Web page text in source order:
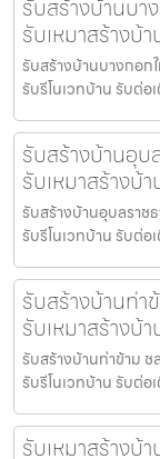
รับสร้างบ้านบ
รับเหมาสร้างบ้
รับสร้างบ้านบางกอก
รับรีโนเวทบ้าน รับต่
รับสร้างบ้านอุบ
รับเหมาสร้างบ้
รับสร้างบ้านอุบลราช
รับรีโนเวทบ้าน รับต่
รับสร้างบ้านท่
รับเหมาสร้างบ้
รับสร้างบ้านท่าข้าม ช
รับรีโนเวทบ้าน รับต่
รับเหมาสร้างบ้